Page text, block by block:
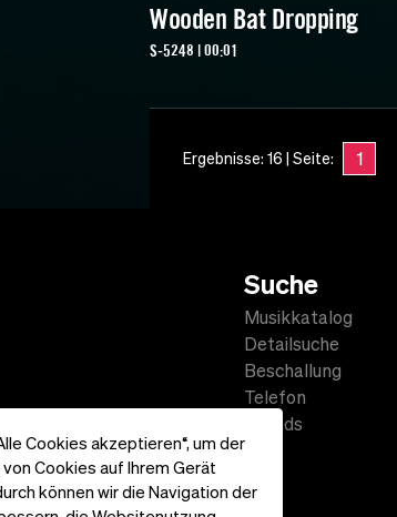
Cookies akzeptieren“, um der
Cookies auf Ihrem Gerät
können wir die Navigation der
Wooden Bat Dropping
S-5248 | 00:01
Ergebnisse: 16 | Seite: 1
Suche
Musikkatalog
Detailsuche
Beschallung
Telefon
Sounds